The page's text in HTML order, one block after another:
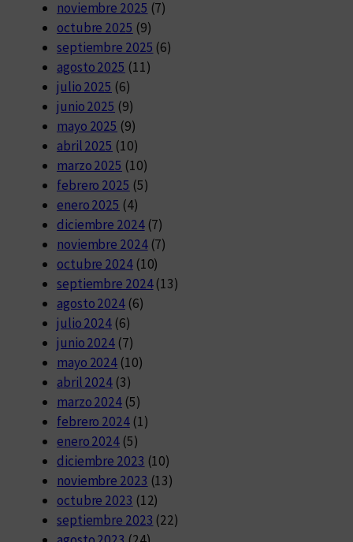
noviembre 2025 (7)
octubre 2025 (9)
septiembre 2025 (6)
agosto 2025 (11)
julio 2025 (6)
junio 2025 (9)
mayo 2025 (9)
abril 2025 (10)
marzo 2025 (10)
febrero 2025 (5)
enero 2025 (4)
diciembre 2024(7)
noviembre 2024(7)
octubre 2024(10)
septiembre 2024(13)
agosto 2024(6)
julio 2024 (6)
junio 2024 (7)
mayo 2024 (10)
abril 2024 (3)
marzo 2024 (5)
febrero 2024(1)
enero 2024 (5)
diciembre 2023 (10)
noviembre 2023 (13)
octubre 2023 (12)
septiembre 2023 (22)